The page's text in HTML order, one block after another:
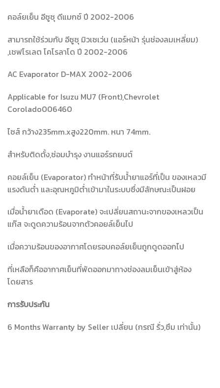
คอล์ยเย็น อีซูซุ ดีแมกซ์ ปี 2002-2006
สามารถใช้ร่วมกับ อีซูซุ มิวเซเว่น (แอร์หน้า รุ่นช่องลมเหลี่ยม)
,เชฟโรเลต โคโรลาโด ปี 2002-2006
AC Evaporator D-MAX 2002-2006
Applicable for Isuzu MU7 (Front),Chevrolet
Corolado006460
ไซส์ กว้าง235mm.xสูง220mm. หนา 74mm.
สำหรับติดตั้ง,ซ่อมบำรุง งานแอร์รถยนต์
คอยล์เย็น (Evaporator) ทำหน้าที่รับน้ำยาแอร์ที่เป็น ของเหลวมี
แรงดันต่ำ และอุณหภูมิต่ำเข้ามาในระบบซึ่งมีลักษณะเป็นฝอย
เมื่อน้ำยาเดือด (Evaporate) จะเปลี่ยนสถานะจากของเหลวเป็น
แก๊ส จะดูดความร้อนจากตัวคอยล์เย็นไป
เมื่อความร้อนของอากาศโดยรอบคอล์ยเย็นถูกดูดออกไป
ที่เหลือก็คืออากาศเย็นที่พัดออกมาทางช่องลมเย็นเข้าสู่ห้อง
โดยสาร
การรับประกัน
6 Months Warranty by Seller เปลี่ยน (กรณี รั่ว,ซึม เท่านั้น)